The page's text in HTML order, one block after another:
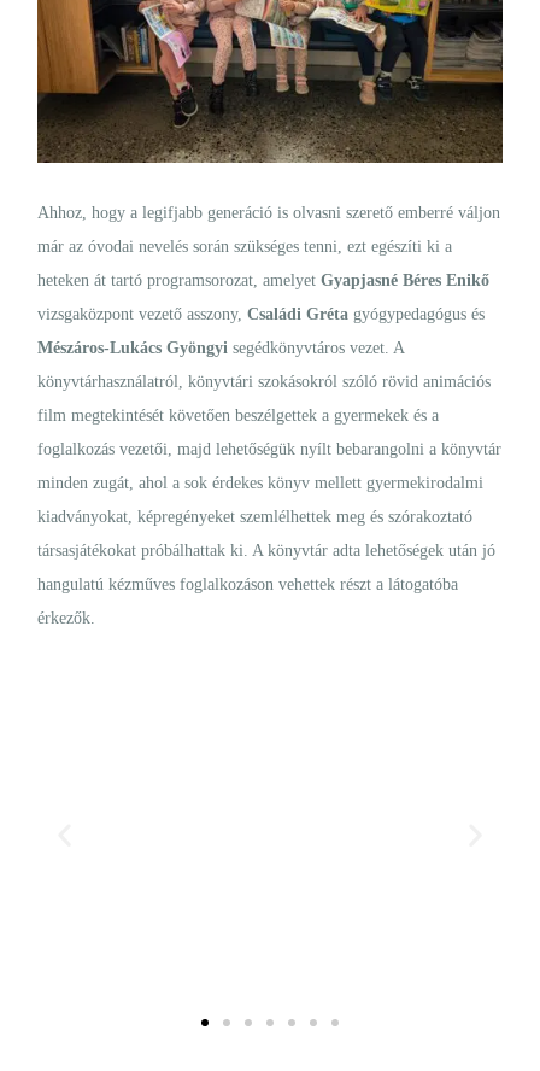
Ahhoz, hogy a legifjabb generáció is olvasni szerető emberré váljon
már az óvodai nevelés során szükséges tenni, ezt egészíti ki a
heteken át tartó programsorozat, amelyetGyapjasné Béres Enikő
vizsgaközpont vezető asszony,Családi Gréta gyógypedagógus és
Mészáros-Lukács Gyöngyi segédkönyvtáros vezet. A
könyvtárhasználatról, könyvtári szokásokról szóló rövid animációs
film megtekintését követően beszélgettek a gyermekek és a
foglalkozás vezetői, majd lehetőségük nyílt bebarangolni a könyvtár
minden zugát, ahol a sok érdekes könyv mellett gyermekirodalmi
kiadványokat, képregényeket szemlélhettek meg és szórakoztató
társasjátékokat próbálhattak ki. A könyvtár adta lehetőségek után jó
hangulatú kézműves foglalkozáson vehettek részt a látogatóba
érkezők.